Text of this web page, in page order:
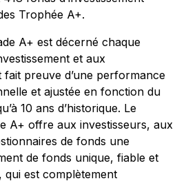
Trophée A+.
A+ est décerné chaque
et aux
fait preuve d’une performance
et ajustée en fonction du
10 ans d’historique. Le
A+ offre aux investisseurs, aux
de fonds une
de fonds unique, fiable et
est complètement